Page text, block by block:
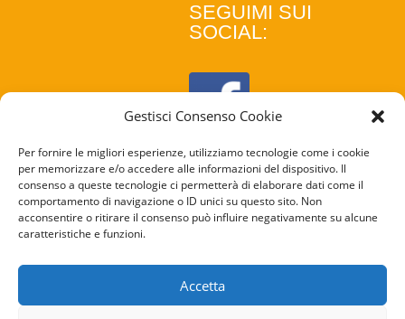
Gestisci Consenso Cookie
Per fornire le migliori esperienze, utilizziamo tecnologie come i cookie
per memorizzare e/o accedere alle informazioni del dispositivo. Il
consenso a queste tecnologie ci permetterà di elaborare dati come il
comportamento di navigazione o ID unici su questo sito. Non
acconsentire o ritirare il consenso può influire negativamente su alcune
caratteristiche e funzioni.
Accetta
SEGUIMI SUI
SOCIAL:
COOKIE
POLICY